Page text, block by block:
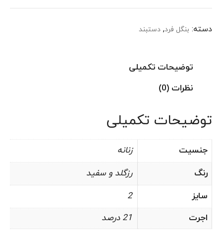
دسته: بنگل فرد, دستبند
توضیحات تکمیلی
نظرات (0)
توضیحات تکمیلی
جنسیت
زنانه
رنگ
رزگلد و سفید
سایز
2
اجرت
21 درصد